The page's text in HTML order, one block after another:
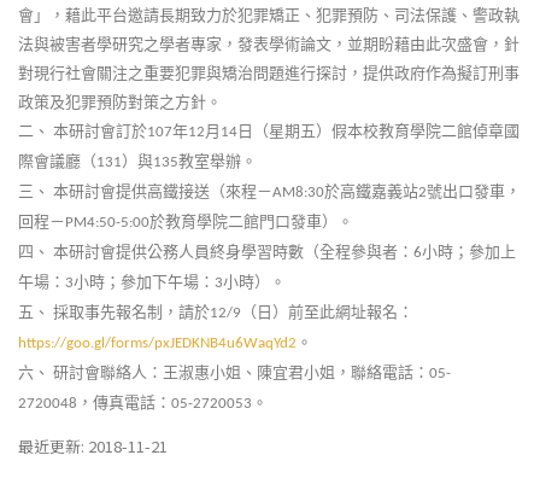
會」，藉此平台邀請長期致力於犯罪矯正、犯罪預防、司法保護、警政執
法與被害者學研究之學者專家，發表學術論文，並期盼藉由此次盛會，針
對現行社會關注之重要犯罪與矯治問題進行探討，提供政府作為擬訂刑事
政策及犯罪預防對策之方針。
二、 本研討會訂於107年12月 14日（星期五）假本校教育學院二館倬章國
際會議廳（131）與135教室舉辦。
三、 本研討會提供高鐵接送（來程－AM8:30於高鐵嘉義站2號出口發車，
回程－PM4:50-5:00於教育學院二館門口發車）。
四、 本研討會提供公務人員終身學習時數（全程參與者： 6小時；參加上
午場： 3小時；參加下午場： 3小時）。
五、 採取事先報名制，請於12/9 （日）前至此網址報名：
https://goo.gl/forms/pxJEDKNB4u6WaqYd2 。
六、 研討會聯絡人：王淑惠小姐、陳宜君小姐，聯絡電話： 05-
2720048 ，傳真電話： 05-2720053 。
最近更新: 2018-11-21